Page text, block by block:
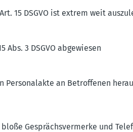
15 DSGVO ist extrem weit
3 DSGVO abgewiesen
Perso­nalakte an Betrof­fenen
bloße Gesprächs­ver­merke und